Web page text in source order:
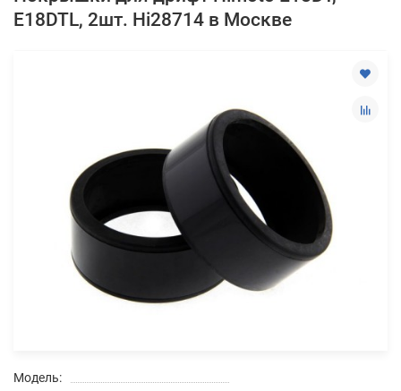
E18DTL, 2шт. Hi28714 в Москве
Модель:
без переплат
Добавляйте товары
в корзину